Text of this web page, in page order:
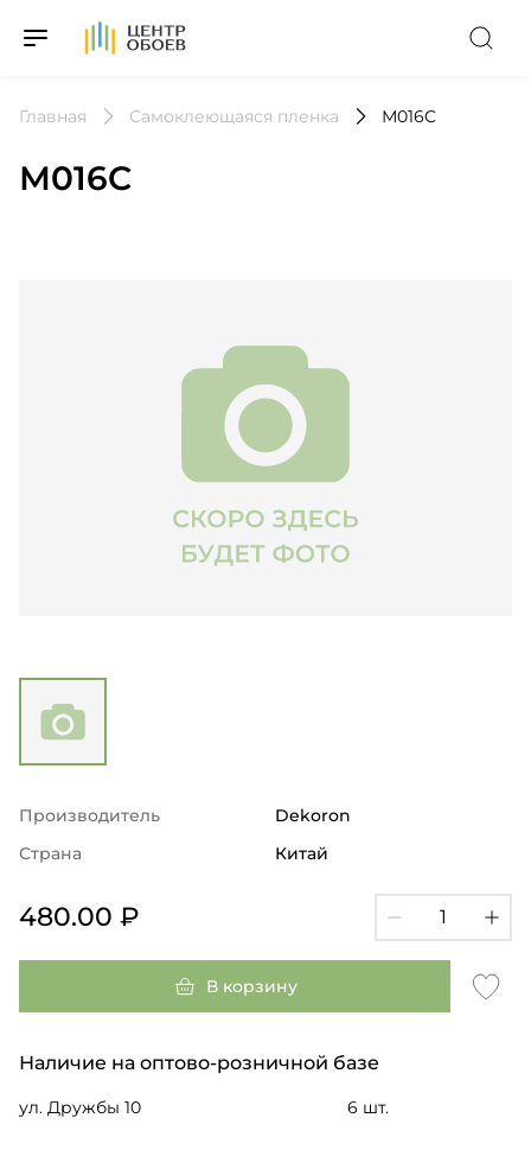
На Главную
Главная Самоклеющаяся пленка М016C
М016C
Производитель
Dekoron
Страна
Китай
480.00 ₽
В корзину
Наличие на оптово-розничной базе
ул. Дружбы 10 6 шт.